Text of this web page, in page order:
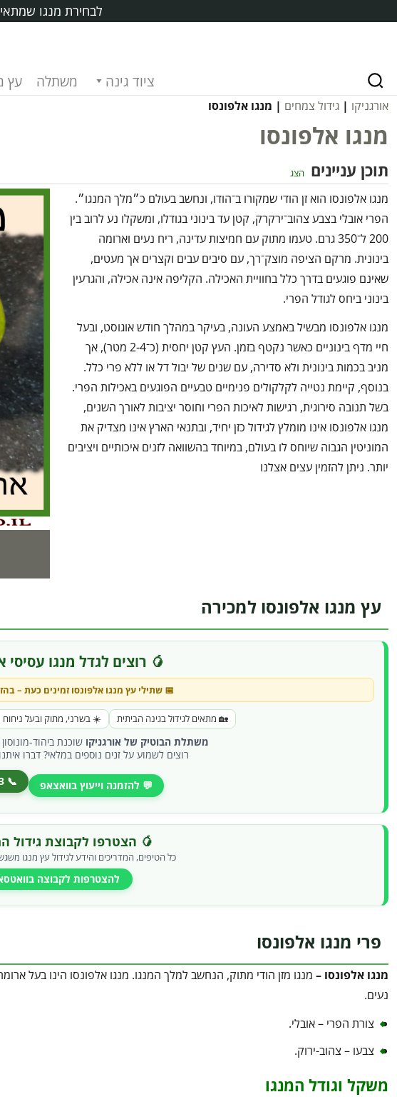
לבחירת מנגו
ציוד גינה משתלה עץ
אורגניקו | גידול צמחים | מנגו אלפונסו
מנגו אלפונסו
תוכן עניינים הצג
מנגו אלפונסו הוא זן הודי שמקורו ב־הודו, ונחשב בעולם כ״מלך המנגו״.
הפרי אובלי בצבע צהוב־ירקרק, קטן עד בינוני בגודלו, ומשקלו נע לרוב בין
200 ל־350 גרם. טעמו מתוק עם חמיצות עדינה, ריח נעים וארומה
בינונית. מרקם הציפה מוצק־רך, עם סיבים עבים וקצרים אך מעטים,
שאינם פוגעים בדרך כלל בחוויית האכילה. הקליפה אינה אכילה, והגרעין
בינוני ביחס לגודל הפרי.
מנגו אלפונסו מבשיל באמצע העונה, בעיקר במהלך חודש אוגוסט, ובעל
חיי מדף בינוניים כאשר נקטף בזמן. העץ קטן יחסית (כ־2-4 מטר), אך
מניב בכמות בינונית ולא סדירה, עם שנים של יבול דל או ללא פרי כלל.
בנוסף, קיימת נטייה לקלקולים פנימיים טבעיים הפוגעים באכילות הפרי.
בשל תנובה סירוגית, רגישות לאיכות הפרי וחוסר יציבות לאורך השנים,
מנגו אלפונסו אינו מומלץ לגידול כזן יחיד, ובתנאי הארץ אינו מצדיק את
המוניטין הגבוה שיוחס לו בעולם, במיוחד בהשוואה לזנים איכותיים ויציבים
יותר. ניתן להזמין עצים אצלנו
עץ מנגו אלפונסו למכירה
🥭 רוצים לגדל מנגו עסיסי
📅 שתילי עץ מנגו אלפונסוזמינים כעת –
🏡 מתאים לגידול בגינה הביתית ☀️ בשרני, מתוק ובעל
משתלת הבוטיק של אורגניקו שוכנת ביהוד-
רוצים לשמוע על זנים נוספים במלאי? דברו
💬 להזמנה וייעוץ בוואצאפ 📞 052-3805443
🥭 הצטרפו לקבוצת גידול
כל הטיפים, המדריכים והידע לגידול עץ מנגו
להצטרפות לקבוצה
פרי מנגו אלפונסו
מנגו אלפונסו – מנגו מזן הודי מתוק, הנחשב למלך המנגו. מנגו אלפונסו הינו בעל
נעים.
צורת הפרי – אובלי.
צבעו – צהוב-ירוק.
משקל וגודל המנגו